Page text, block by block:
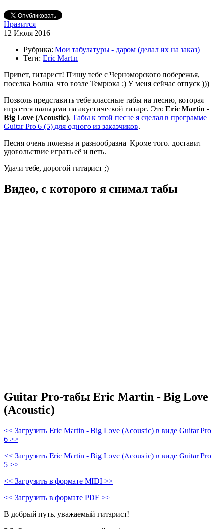
Нравится
12 Июля 2016
Рубрика: Мои табулатуры - даром (делал их на заказ)
Теги: Eric Martin
Привет, гитарист! Пишу тебе с Черноморского побережья,
поселка Волна, что возле Темрюка ;) У меня сейчас отпуск )))
Позволь представить тебе классные табы на песню, которая
играется пальцами на акустической гитаре. Это Eric Martin -
Big Love (Acoustic). Табы к этой песне я сделал в программе
Guitar Pro 6 (5) для одного из заказчиков.
Песня очень полезна и разнообразна. Кроме того, доставит
удовольствие играть её и петь.
Удачи тебе, дорогой гитарист ;)
Видео, с которого я снимал табы
Guitar Pro-табы Eric Martin - Big Love
(Acoustic)
<< Загрузить Eric Martin - Big Love (Acoustic) в виде Guitar Pro
6 >>
<< Загрузить Eric Martin - Big Love (Acoustic) в виде Guitar Pro
5 >>
<< Загрузить в формате MIDI >>
<< Загрузить в формате PDF >>
В добрый путь, уважаемый гитарист!